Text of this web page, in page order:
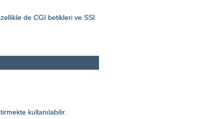
de CGI betikleri ve SSI
kullanılabilir.